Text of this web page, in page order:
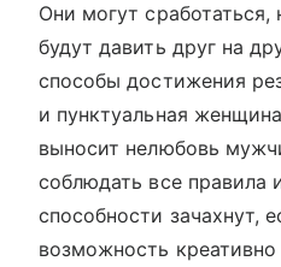
Они могут
будут давить друг на
способы достижения
и пунктуальная
выносит нелюбовь
соблюдать все правила
способности зачахнут,
возможность креативно